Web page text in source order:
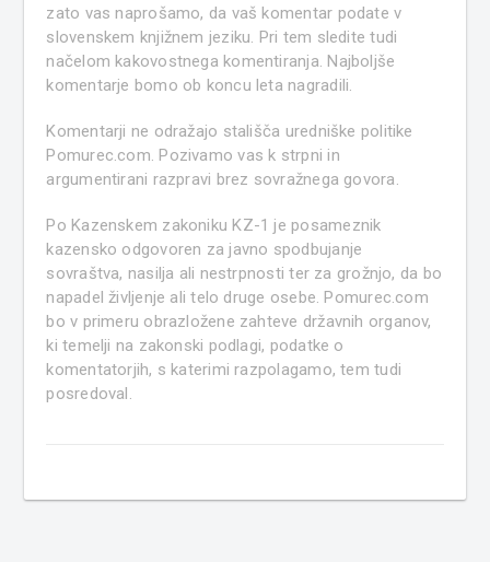
zato vas naprošamo, da vaš komentar podate v
slovenskem knjižnem jeziku. Pri tem sledite tudi
načelom kakovostnega komentiranja. Najboljše
komentarje bomo ob koncu leta nagradili.
Komentarji ne odražajo stališča uredniške politike
Pomurec.com. Pozivamo vas k strpni in
argumentirani razpravi brez sovražnega govora.
Po Kazenskem zakoniku KZ-1 je posameznik
kazensko odgovoren za javno spodbujanje
sovraštva, nasilja ali nestrpnosti ter za grožnjo, da bo
napadel življenje ali telo druge osebe. Pomurec.com
bo v primeru obrazložene zahteve državnih organov,
ki temelji na zakonski podlagi, podatke o
komentatorjih, s katerimi razpolagamo, tem tudi
posredoval.